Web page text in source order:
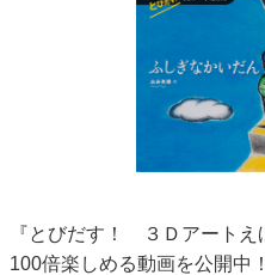
『とびだす！ ３Ｄアート
100倍楽しめる動画を公開中！